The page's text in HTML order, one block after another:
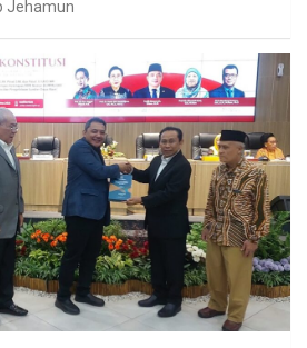
Jehamun